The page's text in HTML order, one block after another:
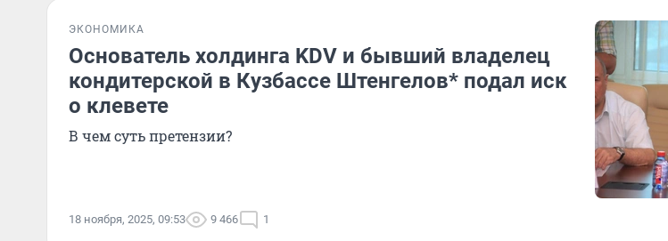
ЭКОНОМИКА
Основатель холдинга KDV и бывший владелец
кондитерской в Кузбассе Штенгелов* подал иск
о клевете
В чем суть претензии?
18 ноября, 2025, 09:53 9 466 1